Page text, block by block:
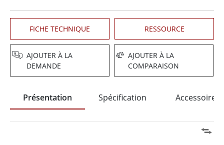
FICHE TECHNIQUE RESSOURCE
AJOUTER À LA
DEMANDE
AJOUTER À LA
COMPARAISON
Présentation Spécification Accessoires